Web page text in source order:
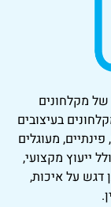
בעיצובים
מעוגלים
מקצועי,
על איכות,